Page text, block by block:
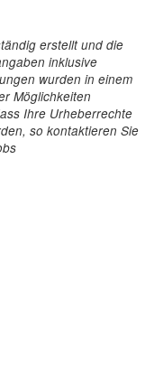
erstellt und die
inklusive
wurden in einem
Möglichkeiten
Ihre Urheberrechte
so kontaktieren Sie